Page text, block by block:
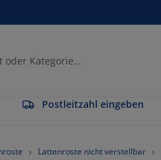
Postleitzahl eingeben
Lattenroste nicht verstellbar